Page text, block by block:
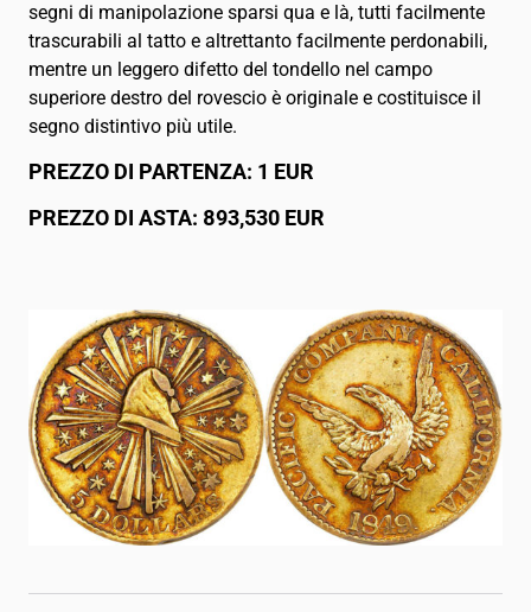
segni di manipolazione sparsi qua e là, tutti facilmente
trascurabili al tatto e altrettanto facilmente perdonabili,
mentre un leggero difetto del tondello nel campo
superiore destro del rovescio è originale e costituisce il
segno distintivo più utile.
PREZZO DI PARTENZA: 1 EUR
PREZZO DI ASTA: 893,530 EUR